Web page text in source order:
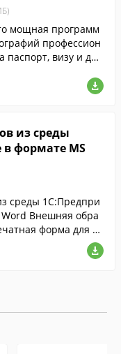
мощная программ
профессион
паспорт, визу и дру
из среды
формате MS
среды 1С:Предпри
Внешняя обра
форма для бо
конфигураций (Ком